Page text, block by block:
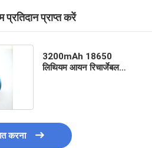
प्रतिदान प्राप्त करें
3200mAh 18650
लिथियम आयन रिचार्जेबल
करना